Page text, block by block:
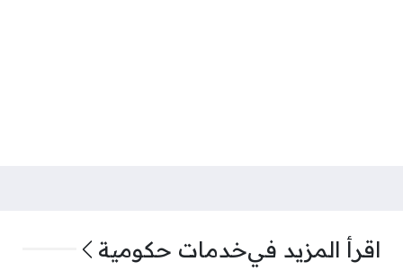
اقرأ المزيد فيخدمات حكومية